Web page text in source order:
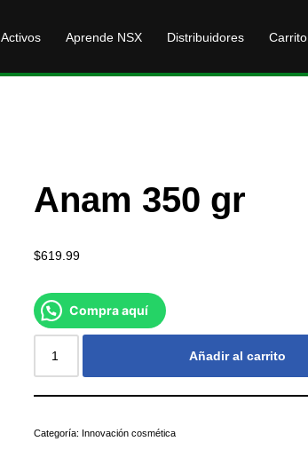
Activos Aprende NSX Distribuidores Carrito
Anam 350 gr
$619.99
Compra aquí
Añadir al carrito
Categoría: Innovación cosmética